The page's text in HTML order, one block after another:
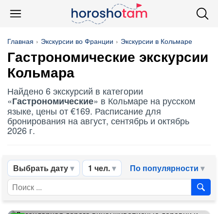
Главная Экскурсии во Франции Экскурсии в Кольмаре
Гастрономические экскурсии
Кольмара
Найдено 6 экскурсий в категории
«Гастрономические» в Кольмаре на русском
языке, цены от €169. Расписание для
бронирования на август, сентябрь и октябрь
2026 г.
Выбрать дату 1 чел. По популярности